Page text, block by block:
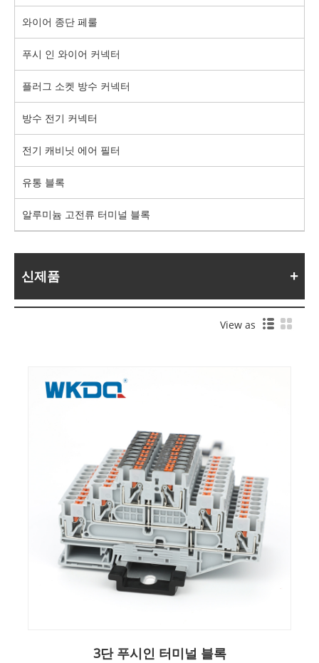
와이어 종단 페룰
푸시 인 와이어 커넥터
플러그 소켓 방수 커넥터
방수 전기 커넥터
전기 캐비닛 에어 필터
유통 블록
알루미늄 고전류 터미널 블록
신제품
View as
3단 푸시인 터미널 블록